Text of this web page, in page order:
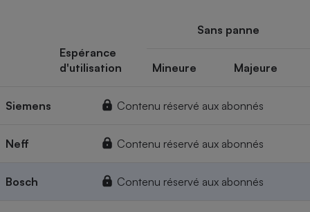
Espérance
d'utilisation
Sans panne
Mineure Majeure
Siemens Contenu réservé aux abonnés
Neff Contenu réservé aux abonnés
Bosch Contenu réservé aux abonnés